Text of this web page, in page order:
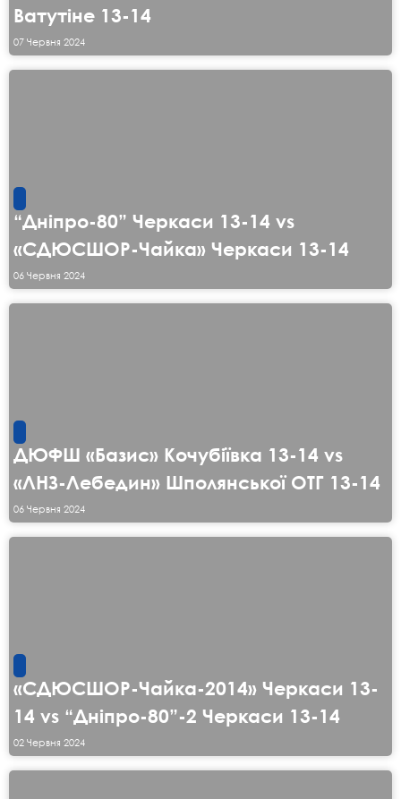
Ватутіне 13-14
07 Червня 2024
“Дніпро-80” Черкаси 13-14 vs
«СДЮСШОР-Чайка» Черкаси 13-14
06 Червня 2024
ДЮФШ «Базис» Кочубіївка 13-14 vs
«ЛНЗ-Лебедин» Шполянської ОТГ 13-14
06 Червня 2024
«СДЮСШОР-Чайка-2014» Черкаси 13-
14 vs “Дніпро-80”-2 Черкаси 13-14
02 Червня 2024